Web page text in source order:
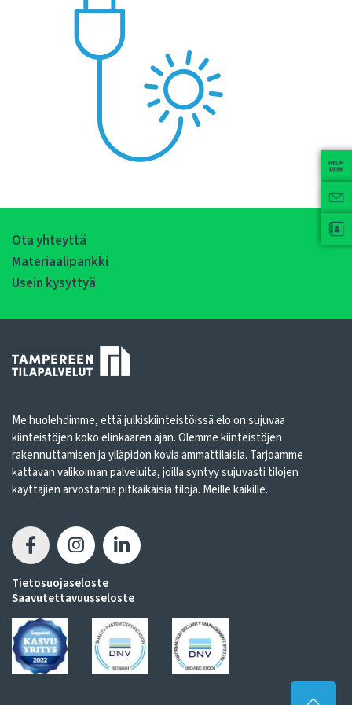
Ota yhteyttä
Materiaalipankki
Usein kysyttyä
Me huolehdimme, että julkiskiinteistöissä elo on sujuvaa
kiinteistöjen koko elinkaaren ajan. Olemme kiinteistöjen
rakennuttamisen ja ylläpidon kovia ammattilaisia. Tarjoamme
kattavan valikoiman palveluita, joilla syntyy sujuvasti tilojen
käyttäjien arvostamia pitkäikäisiä tiloja. Meille kaikille.
Tietosuojaseloste
Saavutettavuusseloste